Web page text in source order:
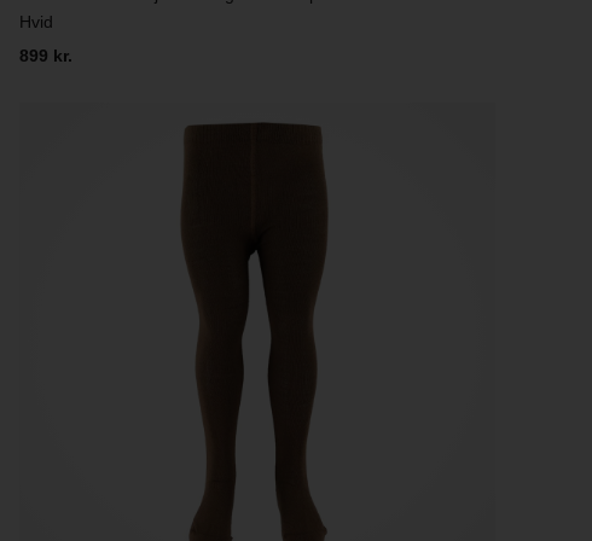
Hvid
899 kr.